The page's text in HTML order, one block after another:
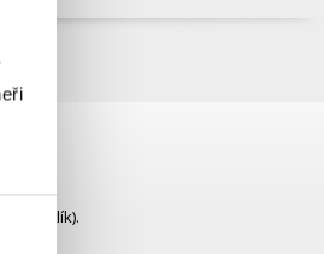
(smajlík).